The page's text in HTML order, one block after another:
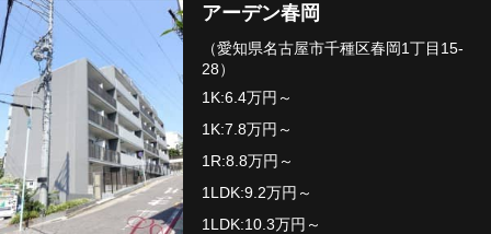
アーデン春岡
（愛知県名古屋市千種区春岡1丁目15-
28）
1K:6.4万円～
1K:7.8万円～
1R:8.8万円～
1LDK:9.2万円～
1LDK:10.3万円～